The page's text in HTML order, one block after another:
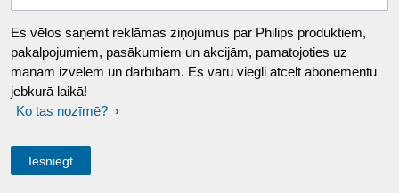
Es vēlos saņemt reklāmas ziņojumus par Philips produktiem,
pakalpojumiem, pasākumiem un akcijām, pamatojoties uz
manām izvēlēm un darbībām. Es varu viegli atcelt abonementu
jebkurā laikā!
Ko tas nozīmē?